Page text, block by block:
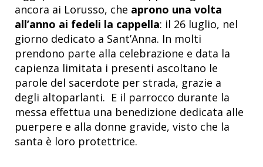
ancora ai Lorusso, che aprono una volta
all’anno ai fedeli la cappella: il 26 luglio, nel
giorno dedicato a Sant’Anna. In molti
prendono parte alla celebrazione e data la
capienza limitata i presenti ascoltano le
parole del sacerdote per strada, grazie a
degli altoparlanti. E il parrocco durante la
messa effettua una benedizione dedicata alle
puerpere e alla donne gravide, visto che la
santa è loro protettrice.